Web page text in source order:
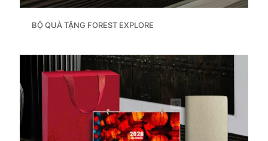
BỘ QUÀ TẶNG FOREST EXPLORE